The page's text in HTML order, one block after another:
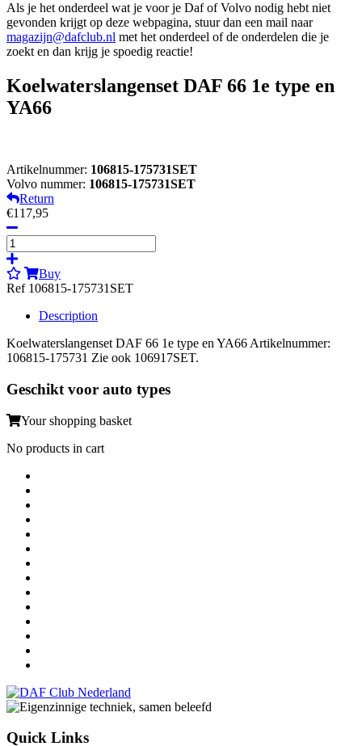
Als je het onderdeel wat je voor je Daf of Volvo nodig hebt niet
gevonden krijgt op deze webpagina, stuur dan een mail naar
magazijn@dafclub.nl met het onderdeel of de onderdelen die je
zoekt en dan krijg je spoedig reactie!
Koelwaterslangenset DAF 66 1e type en
YA66
Artikelnummer: 106815-175731SET
Volvo nummer: 106815-175731SET
Return
€117,95
Buy
Ref 106815-175731SET
Description
Koelwaterslangenset DAF 66 1e type en YA66 Artikelnummer:
106815-175731 Zie ook 106917SET.
Geschikt voor auto types
Your shopping basket
No products in cart
Quick Links